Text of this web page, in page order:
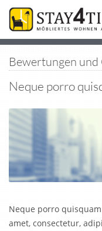
Bewertungen
Neque porro
Neque porro
amet, consectetur,